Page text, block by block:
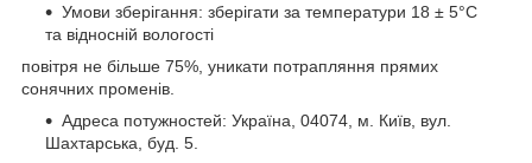
Умови зберігання: зберігати за температури 18 ± 5°C
та відносній вологості
повітря не більше 75%, уникати потрапляння прямих
сонячних променів.
Адреса потужностей: Україна, 04074, м. Київ, вул.
Шахтарська, буд. 5.